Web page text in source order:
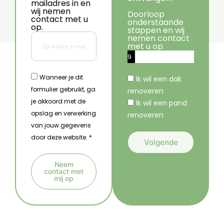
mailadres in en
wij nemen
contact met u
op.
Wanneer je dit
formulier gebruikt, ga
je akkoord met de
opslag en verwerking
van jouw gegevens
door deze website. *
Neem
contact met
mij op
l
Doorloop
onderstaande
stappen en wij
nemen contact
met u op.
9
Ik wil een dak
renoveren
Ik wil een pand
renoveren
Volgende
r